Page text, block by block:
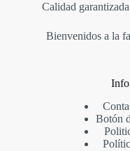
Calidad
Bienvenidos a la
Botón